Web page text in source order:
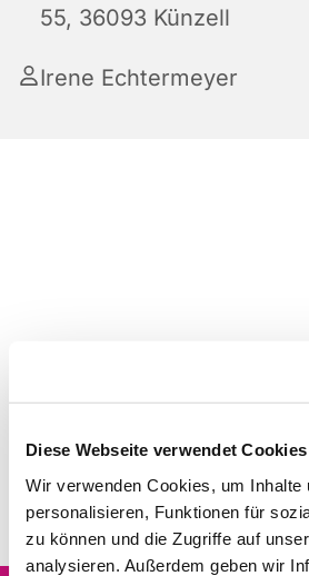
Diese Webseite verwendet Cookies
Wir verwenden Cookies, um Inhalte
personalisieren, Funktionen für
zu können und die Zugriffe auf
analysieren. Außerdem geben wir
55, 36093 Künzell
Irene Echtermeyer